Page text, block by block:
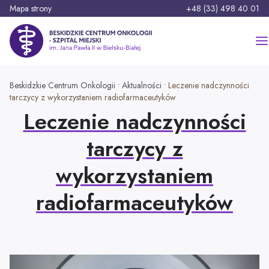
r
Mapa strony Telefon:
+48 (33) 498 40 01
Beskidzkie Centrum Onkologii - Szpital Miejski im. Jana Pawła
Szukaj:
Strona główna
Oferty pracy
Oddziały
Rozwój i inwestycje
Beskidzkie Centrum Onkologii • Aktualności • Leczenie nadczynności
tarczycy z wykorzystaniem radiofarmaceutyków
Leczenie nadczynności
tarczycy z
wykorzystaniem
radiofarmaceutyków